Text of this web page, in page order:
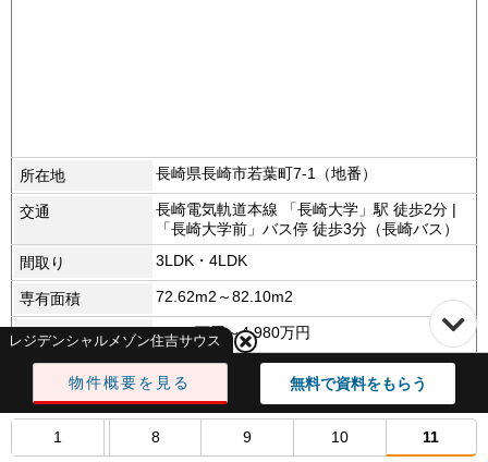
レジデンシャルメゾン住吉サウス
物件概要を見る 無料で資料をもらう
1 8 9 10 11
所在地 長崎県長崎市若葉町7-1（地番）
交通
長崎電気軌道本線 「長崎大学」駅 徒歩2分 |
「長崎大学前」バス停 徒歩3分（長崎バス）
間取り
3LDK・4LDK
専有面積 72.62m2～82.10m2
価格 3,890万円～4,980万円
管理費（月額） 9,400円～10,700円
修繕積立金（月
7,800円～8,900円